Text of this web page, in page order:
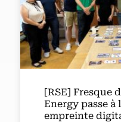
[RSE] Fresque
Energy passe à
empreinte